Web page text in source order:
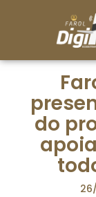
do